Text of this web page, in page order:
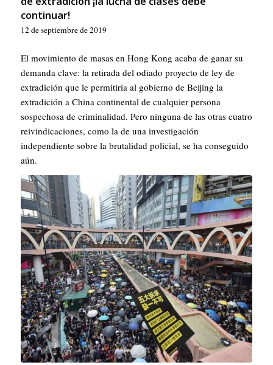
continuar!
12 de septiembre de 2019
El movimiento de masas en Hong Kong acaba de ganar su
demanda clave: la retirada del odiado proyecto de ley de
extradición que le permitiría al gobierno de Beijing la
extradición a China continental de cualquier persona
sospechosa de criminalidad. Pero ninguna de las otras cuatro
reivindicaciones, como la de una investigación
independiente sobre la brutalidad policial, se ha conseguido
aún.